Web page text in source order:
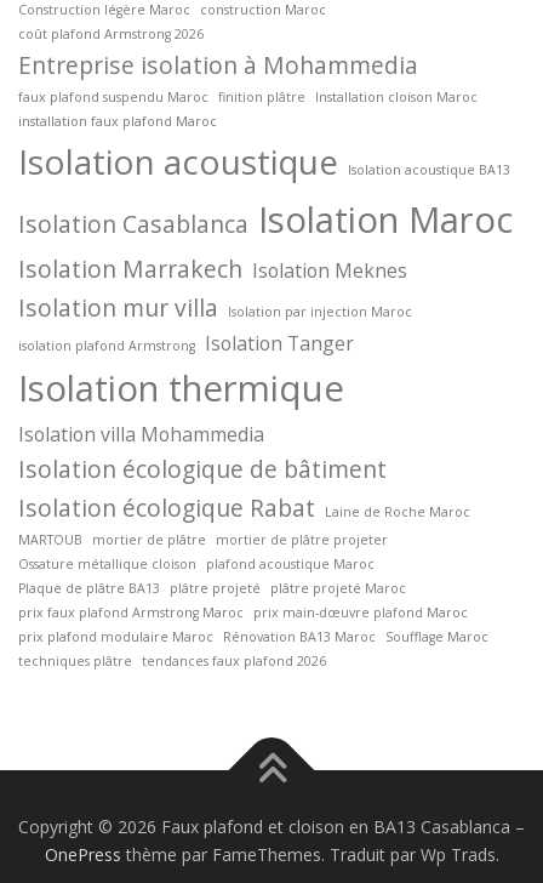
Construction légère Maroc
construction Maroc
coût plafond Armstrong 2026
Entreprise isolation à Mohammedia
faux plafond suspendu Maroc finition plâtre
Installation cloison Maroc
installation faux plafond Maroc
Isolation acoustique Isolation acoustique BA13
Isolation Casablanca Isolation Maroc
Isolation Marrakech Isolation Meknes
Isolation mur villa
Isolation par injection Maroc
isolation plafond Armstrong
Isolation Tanger
Isolation thermique
Isolation villa Mohammedia
Isolation écologique de bâtiment
Isolation écologique Rabat
Laine de Roche Maroc
MARTOUB
mortier de plâtre
mortier de plâtre projeter
Ossature métallique cloison
plafond acoustique Maroc
Plaque de plâtre BA13
plâtre projeté
plâtre projeté Maroc
prix faux plafond Armstrong Maroc
prix main-dœuvre plafond Maroc
prix plafond modulaire Maroc
Rénovation BA13 Maroc
Soufflage Maroc
techniques plâtre
tendances faux plafond 2026
Copyright © 2026 Faux plafond et cloison en BA13 Casablanca –
OnePress thème par FameThemes. Traduit par Wp Trads.